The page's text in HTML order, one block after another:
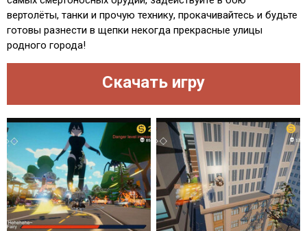
вертолёты, танки и прочую технику, прокачивайтесь и будьте
готовы разнести в щепки некогда прекрасные улицы
родного города!
Скачать игру